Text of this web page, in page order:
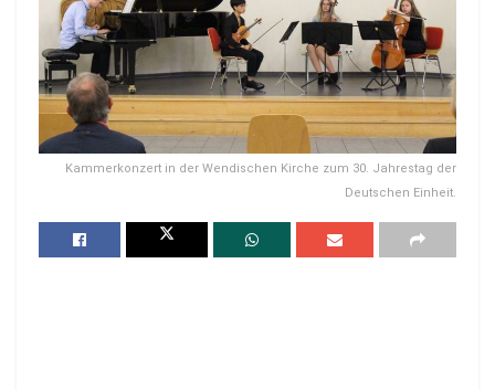
Kammerkonzert in der Wendischen Kirche zum 30. Jahrestag der
Deutschen Einheit.